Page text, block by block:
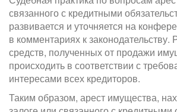
связанного с кредитными
развивается и уточняется на
в комментариях к законодательству.
средств, полученных от продажи
происходить в соответствии с
интересами всех кредиторов.
Таким образом, арест имущества,